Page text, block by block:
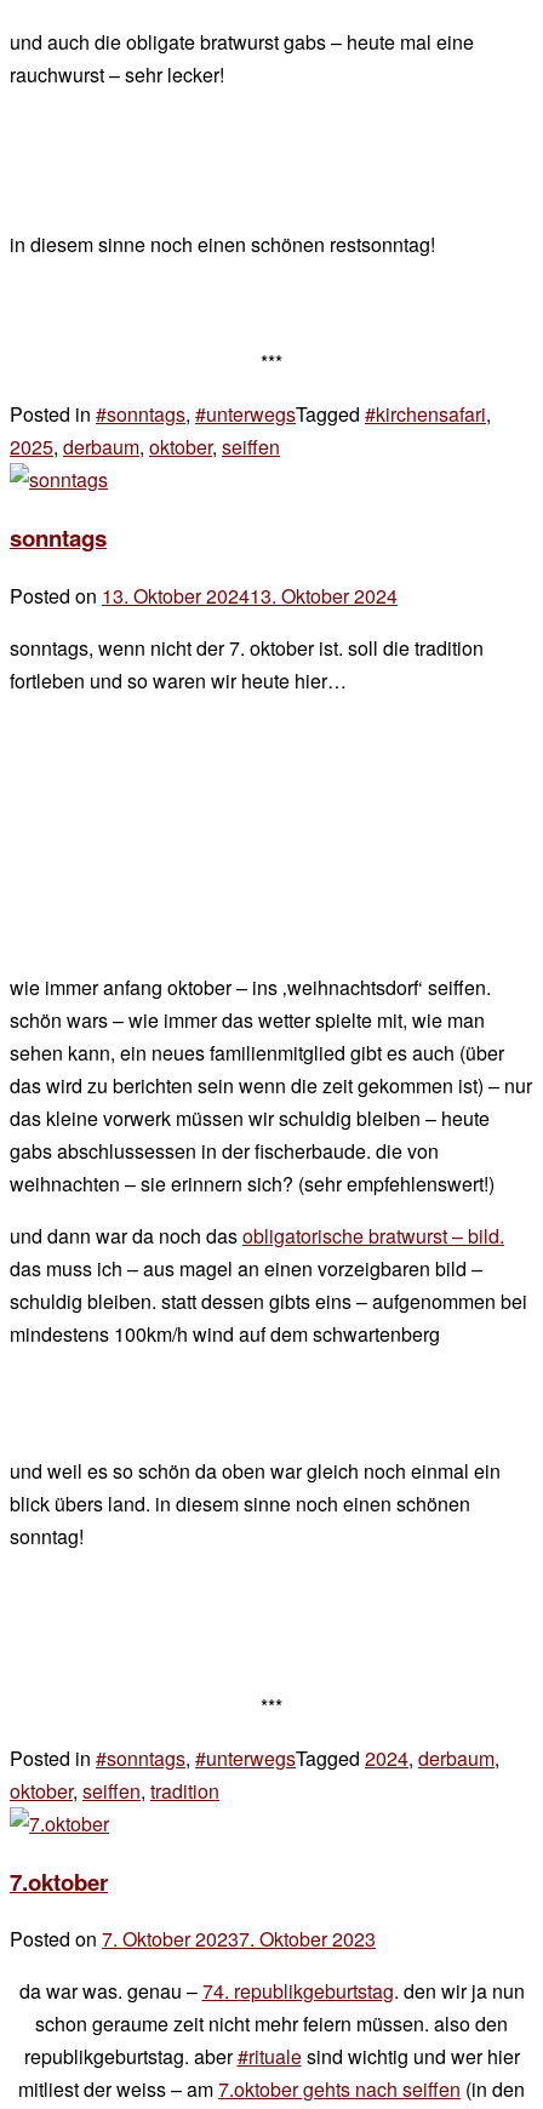
und auch die obligate bratwurst gabs – heute mal eine
rauchwurst – sehr lecker!
in diesem sinne noch einen schönen restsonntag!
***
Posted in #sonntags, #unterwegsTagged #kirchensafari,
2025, derbaum, oktober, seiffen
sonntags
Posted on 13. Oktober 202413. Oktober 2024
chef
sonntags, wenn nicht der 7. oktober ist. soll die tradition
fortleben und so waren wir heute hier…
wie immer anfang oktober – ins ‚weihnachtsdorf‘ seiffen.
schön wars – wie immer das wetter spielte mit, wie man
sehen kann, ein neues familienmitglied gibt es auch (über
das wird zu berichten sein wenn die zeit gekommen ist) – nur
das kleine vorwerk müssen wir schuldig bleiben – heute
gabs abschlussessen in der fischerbaude. die von
weihnachten – sie erinnern sich? (sehr empfehlenswert!)
und dann war da noch dasobligatorische bratwurst – bild.
das muss ich – aus magel an einen vorzeigbaren bild –
schuldig bleiben. statt dessen gibts eins – aufgenommen bei
mindestens 100km/h wind auf dem schwartenberg
und weil es so schön da oben war gleich noch einmal ein
blick übers land. in diesem sinne noch einen schönen
sonntag!
***
Posted in #sonntags, #unterwegsTagged 2024, derbaum,
oktober, seiffen, tradition
7.oktober
Posted on 7. Oktober 20237. Oktober 2023
chef
da war was. genau –74. republikgeburtstag. den wir ja nun
schon geraume zeit nicht mehr feiern müssen. also den
republikgeburtstag. aber#ritualesind wichtig und wer hier
mitliest der weiss – am7.oktober gehts nach seiffen (in den